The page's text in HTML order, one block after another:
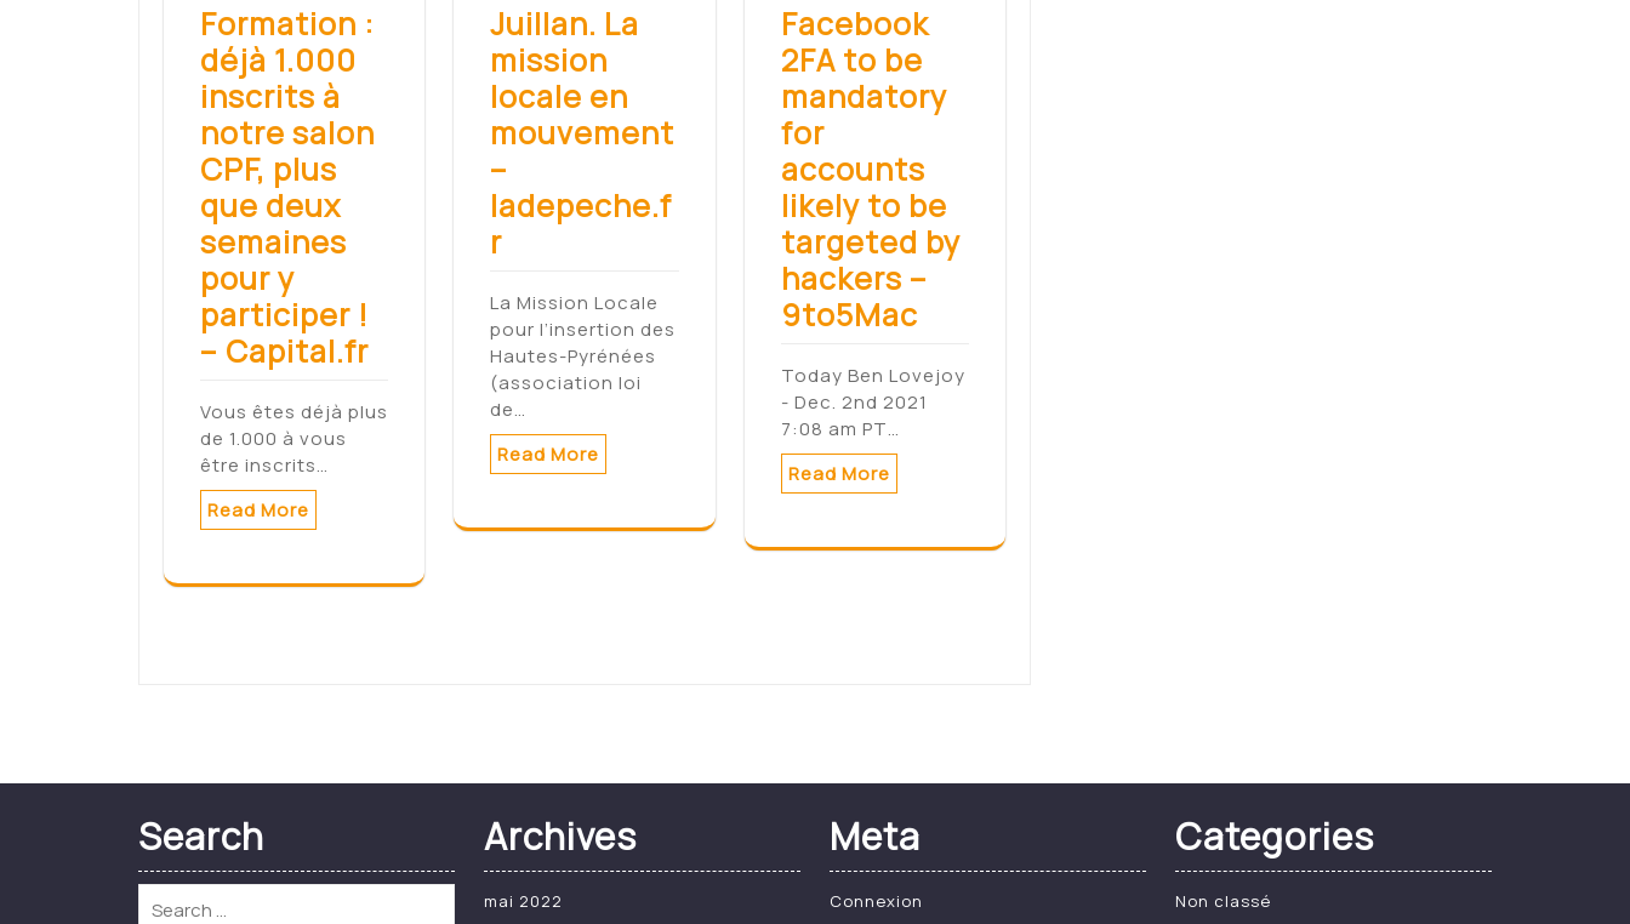
Formation :
déjà 1.000
inscrits à
notre salon
CPF, plus
que deux
semaines
pour y
participer !
– Capital.fr
Vous êtes déjà plus
de 1.000 à vous
être inscrits…
Read More
Juillan. La
mission
locale en
mouvement
–
ladepeche.f
r
La Mission Locale
pour l’insertion des
Hautes-Pyrénées
(association loi
de…
Read More
Facebook
2FA to be
mandatory
for
accounts
likely to be
targeted by
hackers –
9to5Mac
Today Ben Lovejoy
- Dec. 2nd 2021
7:08 am PT…
Read More
Search Archives
mai 2022
Meta
Connexion
Categories
Non classé